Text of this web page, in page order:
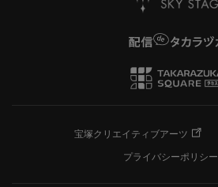
宝塚クリエイティブアーツ
プライバシーポリシー